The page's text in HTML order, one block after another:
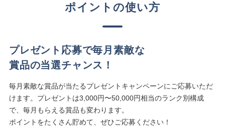
ポイントの使い方
プレゼント応募で毎月素敵な
賞品の当選チャンス！
毎月素敵な賞品が当たるプレゼントキャンペーンにご応募いただ
けます。プレゼントは3,000円〜50,000円相当のランク別構成
で、毎月もらえる賞品も変わります。
ポイントをたくさん貯めて、ぜひご応募ください！